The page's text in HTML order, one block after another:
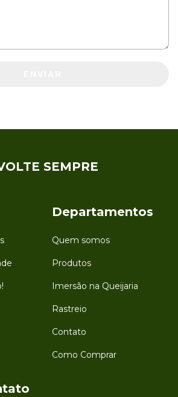
SEMPRE
Departamentos
Quem somos
Produtos
Imersão na Queijaria
Rastreio
Contato
Como Comprar